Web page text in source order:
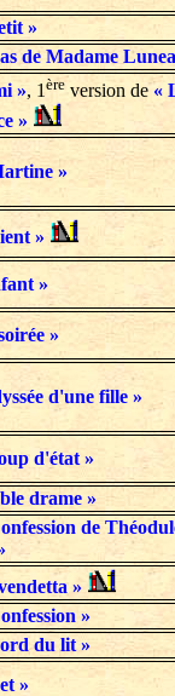
»
de Madame
», 1 èreversion de«
»
»
»
»
»
d'une fille »
d'état »
drame »
de
»
»
du lit »
»